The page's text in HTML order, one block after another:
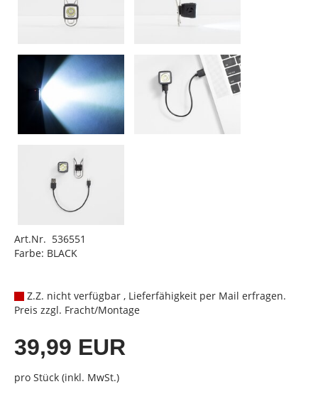
Art.Nr. 536551
Farbe: BLACK
Z.Z. nicht verfügbar , Lieferfähigkeit per Mail erfragen.
Preis zzgl. Fracht/Montage
39,99 EUR
pro Stück (inkl. MwSt.)